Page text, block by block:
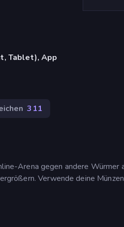
Tablet), App
311
Arena gegen andere Würmer
Verwende deine